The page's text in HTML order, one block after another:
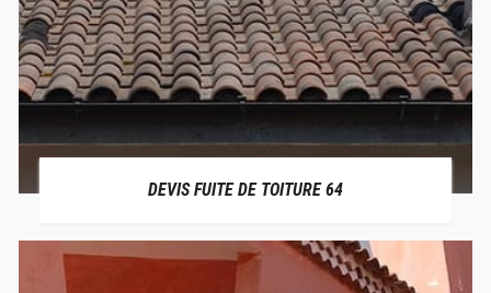
DEVIS FUITE DE TOITURE 64